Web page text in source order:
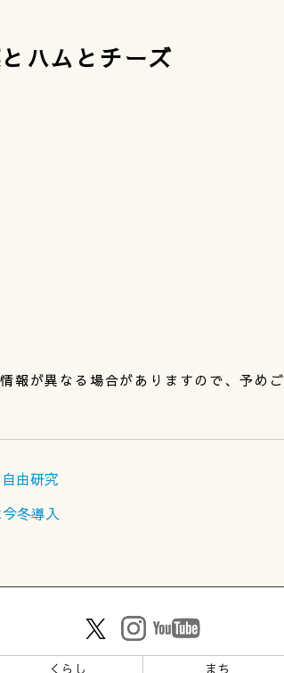
ハムとチーズ
報が異なる場合がありますので、予めご
由研究
冬導入
くらし まち